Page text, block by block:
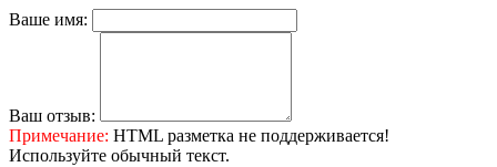
Ваше имя:
Ваш отзыв:
Примечание: HTML разметка не поддерживается!
Используйте обычный текст.